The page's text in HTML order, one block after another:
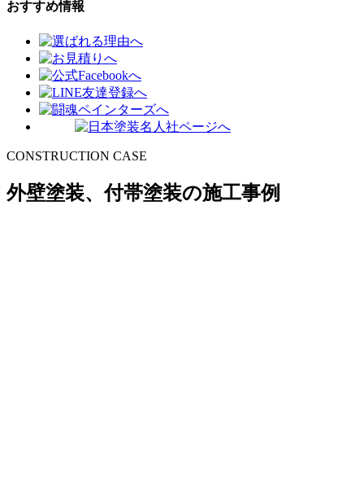
おすすめ情報
CONSTRUCTION CASE
外壁塗装、付帯塗装の施工事例